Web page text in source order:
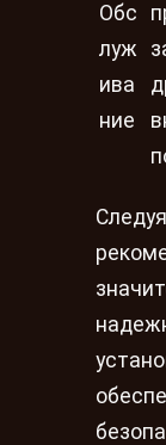
Обс
луж
ива
ние